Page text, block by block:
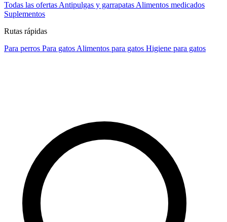
Todas las ofertas Antipulgas y garrapatas Alimentos medicados
Suplementos
Rutas rápidas
Para perros Para gatos Alimentos para gatos Higiene para gatos